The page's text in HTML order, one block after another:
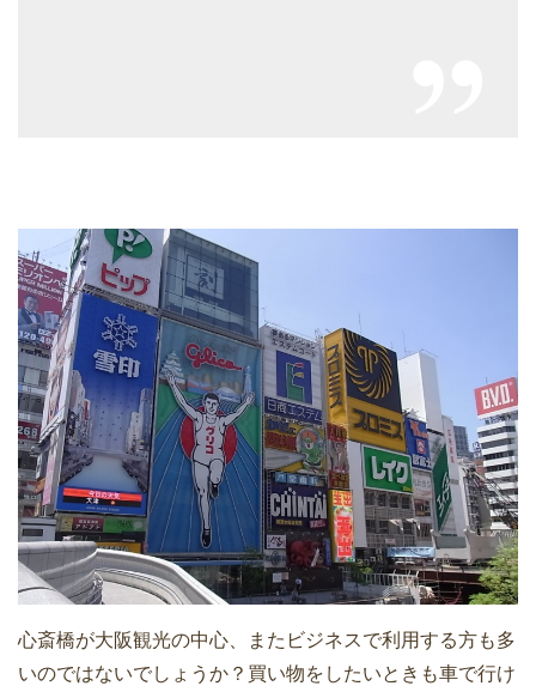
心斎橋が大阪観光の中心、またビジネスで利用する方も多
いのではないでしょうか？買い物をしたいときも車で行け